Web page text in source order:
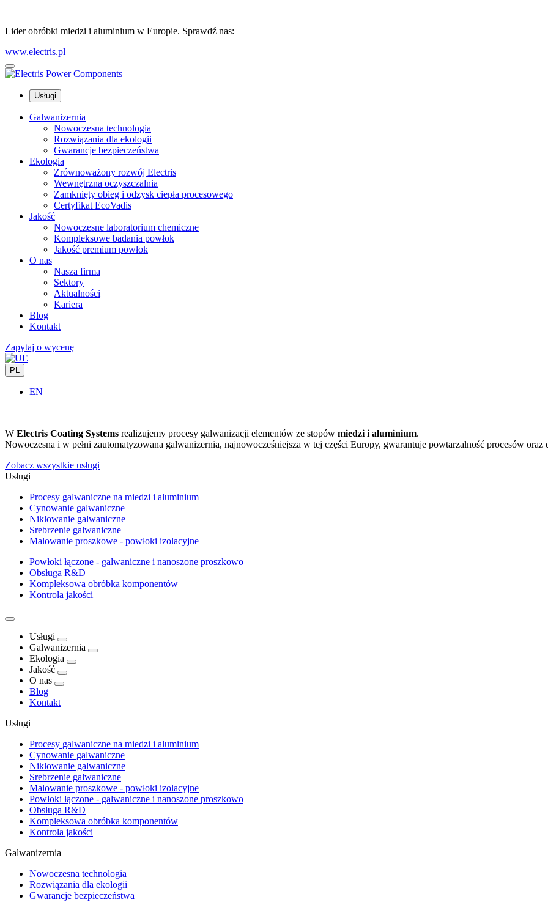
Lider obróbki miedzi i aluminium w Europie. Sprawdź nas:
www.electris.pl
Usługi
Galwanizernia
Nowoczesna technologia
Rozwiązania dla ekologii
Gwarancje bezpieczeństwa
Ekologia
Zrównoważony rozwój Electris
Wewnętrzna oczyszczalnia
Zamknięty obieg i odzysk ciepła procesowego
Certyfikat EcoVadis
Jakość
Nowoczesne laboratorium chemiczne
Kompleksowe badania powłok
Jakość premium powłok
O nas
Nasza firma
Sektory
Aktualności
Kariera
Blog
Kontakt
Zapytaj o wycenę
PL
EN
W Electris Coating Systems realizujemy procesy galwanizacji elementów ze stopów miedzi i aluminium.
Nowoczesna i w pełni zautomatyzowana galwanizernia, najnowocześniejsza w tej części Europy, gwarantuje powtarzalność procesów
Zobacz wszystkie usługi
Usługi
Procesy galwaniczne na miedzi i aluminium
Cynowanie galwaniczne
Niklowanie galwaniczne
Srebrzenie galwaniczne
Malowanie proszkowe - powłoki izolacyjne
Powłoki łączone - galwaniczne i nanoszone proszkowo
Obsługa R&D
Kompleksowa obróbka komponentów
Kontrola jakości
Usługi
Galwanizernia
Ekologia
Jakość
O nas
Blog
Kontakt
Usługi
Procesy galwaniczne na miedzi i aluminium
Cynowanie galwaniczne
Niklowanie galwaniczne
Srebrzenie galwaniczne
Malowanie proszkowe - powłoki izolacyjne
Powłoki łączone - galwaniczne i nanoszone proszkowo
Obsługa R&D
Kompleksowa obróbka komponentów
Kontrola jakości
Galwanizernia
Nowoczesna technologia
Rozwiązania dla ekologii
Gwarancje bezpieczeństwa